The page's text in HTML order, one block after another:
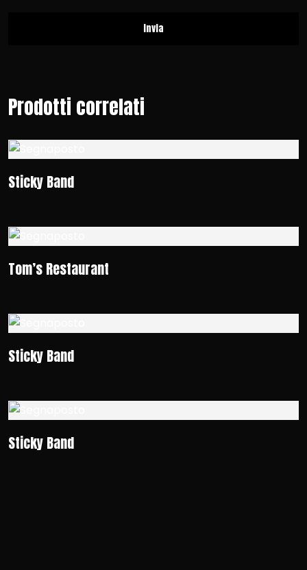
Prodotti correlati
Sticky Band
Tom’s Restaurant
Sticky Band
Sticky Band